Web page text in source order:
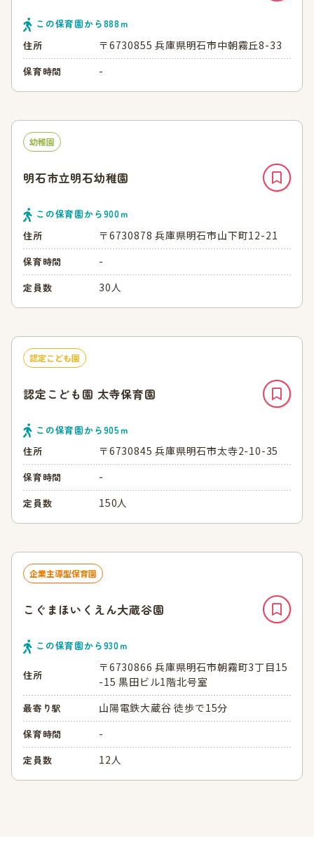
この保育園から888ｍ
住所
〒6730855 兵庫県明石市中朝霧丘8-33
保育時間 -
幼稚園
明石市立明石幼稚園
この保育園から900ｍ
住所
〒6730878 兵庫県明石市山下町12-21
保育時間 -
定員数 30人
認定こども園
認定こども園 太寺保育園
この保育園から905ｍ
住所
〒6730845 兵庫県明石市太寺2-10-35
保育時間 -
定員数 150人
企業主導型保育園
こぐまほいくえん大蔵谷園
この保育園から930ｍ
住所
〒6730866 兵庫県明石市朝霧町3丁目15
-15 黒田ビル1階北号室
最寄り駅 山陽電鉄大蔵谷 徒歩で15分
保育時間 -
定員数 12人